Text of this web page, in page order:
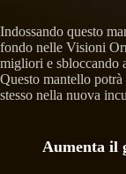
Indossando questo
fondo nelle Visioni
migliori e sbloccando
Questo mantello
stesso nella nuova
Aumenta il